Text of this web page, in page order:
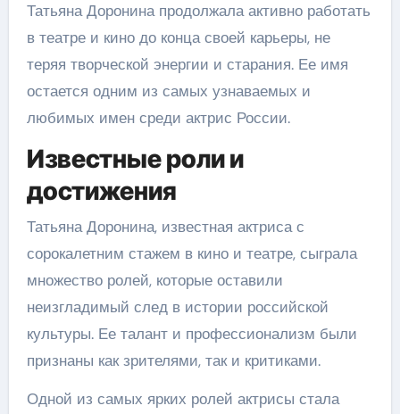
Татьяна Доронина продолжала активно работать
в театре и кино до конца своей карьеры, не
теряя творческой энергии и старания. Ее имя
остается одним из самых узнаваемых и
любимых имен среди актрис России.
Известные роли и
достижения
Татьяна Доронина, известная актриса с
сорокалетним стажем в кино и театре, сыграла
множество ролей, которые оставили
неизгладимый след в истории российской
культуры. Ее талант и профессионализм были
признаны как зрителями, так и критиками.
Одной из самых ярких ролей актрисы стала